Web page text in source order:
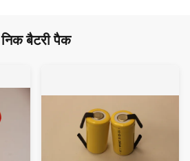
निक बैटरी पैक